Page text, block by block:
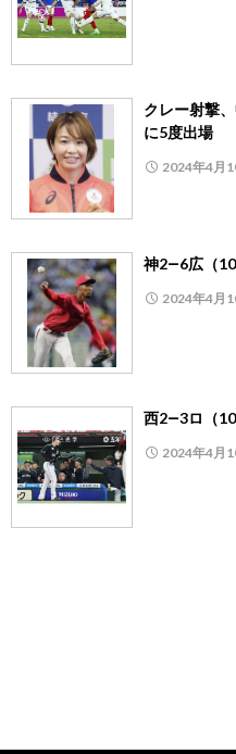
クレー射撃
に5度出場
2024年4月
神2―6広（
2024年4月
西2―3ロ（
2024年4月